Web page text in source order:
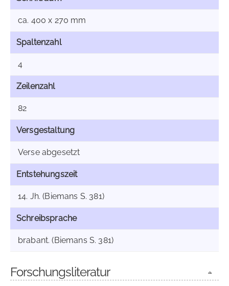
ca. 400 x 270 mm
Spaltenzahl
4
Zeilenzahl
82
Versgestaltung
Verse abgesetzt
Entstehungszeit
14. Jh. (Biemans S. 381)
Schreibsprache
brabant. (Biemans S. 381)
Forschungsliteratur